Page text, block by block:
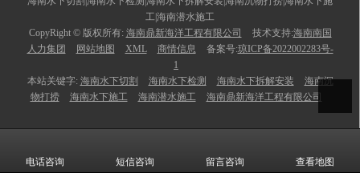
工|海南潜水施工
CopyRight © 版权所有: 海南鼎新海洋工程有限公司 技术支持:海南南国
人力集团
网站地图 XML 商情信息 备案号:琼ICP备2022002283号-
1
本站关键字: 海南水下切割 海南水下检测 海南水下拆解安装
海南沉
物打捞
海南水下施工 海南潜水施工 海南鼎新海洋工程有限公司
电话咨询 短信咨询 留言咨询 查看地图